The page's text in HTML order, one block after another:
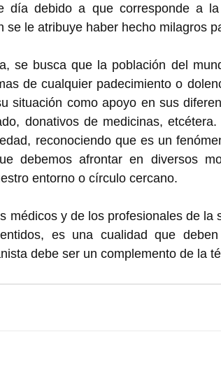
día debido a que corresponde a
se le atribuye haber hecho milagros
se busca que la población del
de cualquier padecimiento o
situación como apoyo en sus
donativos de medicinas,
reconociendo que es un
debemos afrontar en diversos
entorno o círculo cercano.
médicos y de los profesionales de la
es una cualidad que
debe ser un complemento de la